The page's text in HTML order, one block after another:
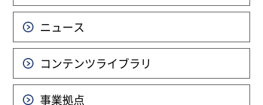
ニュース
コンテンツライブラリ
事業拠点